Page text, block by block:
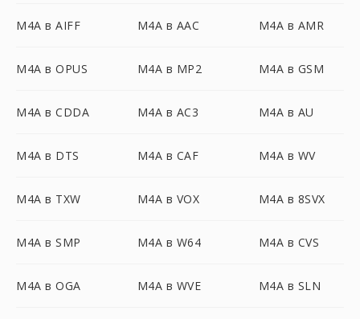
M4A в AIFF M4A в AAC M4A в AMR
M4A в OPUS M4A в MP2 M4A в GSM
M4A в CDDA M4A в AC3 M4A в AU
M4A в DTS M4A в CAF M4A в WV
M4A в TXW M4A в VOX M4A в 8SVX
M4A в SMP M4A в W64 M4A в CVS
M4A в OGA M4A в WVE M4A в SLN